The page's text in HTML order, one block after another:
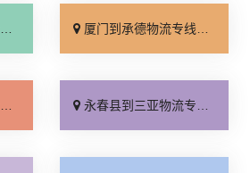
厦门到承德物流专线_专业调车「合理收费」
永春县到三亚物流专线_直达往返「无需中转」